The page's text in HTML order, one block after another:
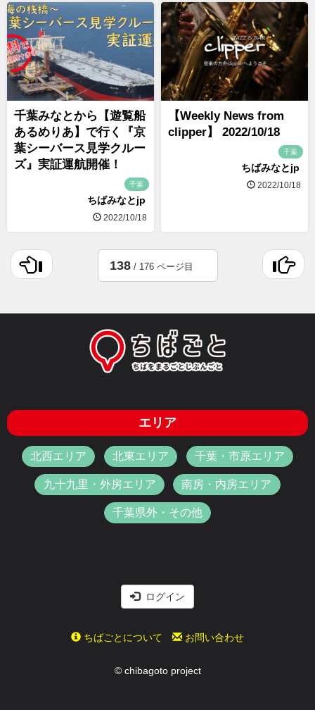
千葉みなとから【遊覧船
あるめりあ】で行く『京
葉シーバース見学クルー
ズ』実証運航開催！
千葉
ちばみなとjp
2022/10/18
【Weekly News from
clipper】 2022/10/18
千葉
ちばみなとjp
2022/10/18
138/ 176 ページ目
エリア
北西エリア 北東エリア 千葉・市原エリア
九十九里・外房エリア 南房・内房エリア
千葉県外・その他
ログイン
ちばごとについて お問い合わせ
© chibagoto project